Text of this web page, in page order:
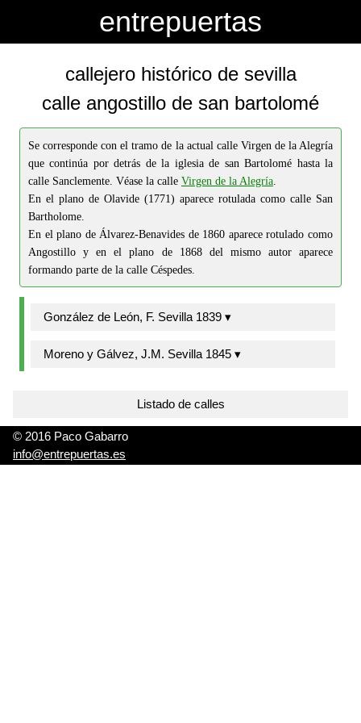
entrepuertas
callejero histórico de sevilla
calle angostillo de san bartolomé
Se corresponde con el tramo de la actual calle Virgen de la Alegría
que continúa por detrás de la iglesia de san Bartolomé hasta la
calle Sanclemente. Véase la calle Virgen de la Alegría.
En el plano de Olavide (1771) aparece rotulada como calle San
Bartholome.
En el plano de Álvarez-Benavides de 1860 aparece rotulado como
Angostillo y en el plano de 1868 del mismo autor aparece
formando parte de la calle Céspedes.
González de León, F. Sevilla 1839 ▾
Moreno y Gálvez, J.M. Sevilla 1845 ▾
Listado de calles
© 2016 Paco Gabarro
info@entrepuertas.es